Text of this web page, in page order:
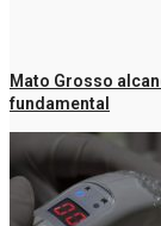
Mato Grosso
fundamental